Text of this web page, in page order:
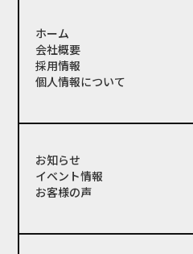
ホーム
会社概要
採用情報
個人情報について
お知らせ
イベント情報
お客様の声